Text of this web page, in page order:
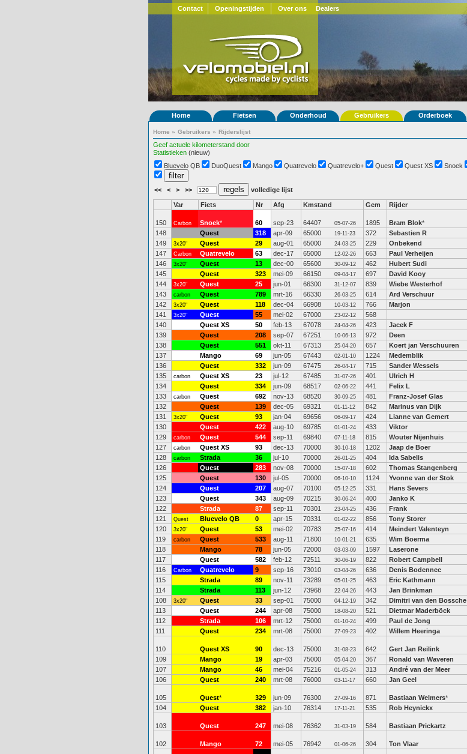
Contact Openingstijden Over ons Dealers
Home Fietsen Onderhoud Gebruikers Orderboek
Home » Gebruikers » Rijderslijst
Geef actuele kilometerstand door
Statistieken (nieuw)
Bluevelo QB DuoQuest Mango Quatrevelo Quatrevelo+ Quest Quest XS Snoek
<< < > >> volledige lijst
Var Fiets Nr Afg Kmstand Gem Rijder
150 Carbon Snoek* 60 sep-23 64407 05-07-26 1895 Bram Blok*
148
Quest 318 apr-09 65000 19-11-23 372 Sebastien R
149
3x20" Quest 29 aug-01 65000 24-03-25 229
Onbekend
147
Carbon Quatrevelo 63 dec-17 65000 12-02-26 663 Paul Verheijen
146
3x20" Quest 13 dec-00 65600 30-09-12 462 Hubert Sudi
145
Quest 323 mei-09 66150 09-04-17 697 David Kooy
144
3x20" Quest 25 jun-01 66300 31-12-07 839 Wiebe Westerhof
143
carbon Quest 789 mrt-16 66330 26-03-25 614 Ard Verschuur
142
3x20" Quest 118 dec-04 66908 10-03-12 766 Marjon
141
3x20" Quest 55 mei-02 67000 23-02-12 568
140
Quest XS 50 feb-13 67078 24-04-26 423 Jacek F
139
Quest 208 sep-07 67251 10-06-13 972 Deen
138
Quest 551 okt-11 67313 25-04-20 657 Koert jan Verschuuren
137
Mango 69 jun-05 67443 02-01-10 1224 Medemblik
136
Quest 332 jun-09 67475 26-04-17 715 Sander Wessels
135
carbon Quest XS 23 jul-12 67485 31-07-26 401 Ulrich H
134
Quest 334 jun-09 68517 02-06-22 441 Felix L
133
carbon Quest 692 nov-13 68520 30-09-25 481 Franz-Josef Glas
132
Quest 139 dec-05 69321 01-11-12 842 Marinus van Dijk
131
3x20" Quest 93 jan-04 69656 06-09-17 424 Lianne van Gemert
130
Quest 422 aug-10 69785 01-01-24 433 Viktor
129
carbon Quest 544 sep-11 69840 07-11-18 815 Wouter Nijenhuis
127
carbon Quest XS 93 dec-13 70000 30-10-18 1202 Jaap de Boer
128
carbon Strada 36 jul-10 70000 26-01-25 404 Ida Sabelis
126
Quest 283 nov-08 70000 15-07-18 602 Thomas Stangenberg
125
Quest 130 jul-05 70000 06-10-10 1124 Yvonne van der Stok
124
Quest 207 aug-07 70100 05-12-25 331 Hans Severs
123
Quest 343 aug-09 70215 30-06-24 400 Janko K
122
Strada 87 sep-11 70301 23-04-25 436 Frank
121
Quest Bluevelo QB 0 apr-15 70331 01-02-22 856 Tony Storer
120
3x20" Quest 53 mei-02 70783 25-07-16 414 Meindert Valenteyn
119
carbon Quest 533 aug-11 71800 10-01-21 635 Wim Boerma
118
Mango 78 jun-05 72000 03-03-09 1597 Laserone
117
Quest 582 feb-12 72511 30-06-19 822 Robert Campbell
116
Carbon Quatrevelo 9 sep-16 73010 03-04-26 636 Denis Bodennec
115
Strada 89 nov-11 73289 05-01-25 463 Eric Kathmann
114
Strada 113 jun-12 73968 22-04-26 443 Jan Brinkman
108
3x20" Quest 33 sep-01 75000 04-12-19 342 Dimitri van den Bossche
113
Quest 244 apr-08 75000 18-08-20 521 Dietmar Maderböck
112
Strada 106 mrt-12 75000 01-10-24 499 Paul de Jong
111
Quest 234 mrt-08 75000 27-09-23 402 Willem Heeringa
110 Quest XS 90 dec-13 75000 31-08-23 642 Gert Jan Reilink
109
Mango 19 apr-03 75000 05-04-20 367 Ronald van Waveren
107
Mango 46 mei-04 75216 01-05-24 313 André van der Meer
106
Quest 240 mrt-08 76000 03-11-17 660 Jan Geel
105 Quest* 329 jun-09 76300 27-09-16 871 Bastiaan Welmers*
104
Quest 382 jan-10 76314 17-11-21 535 Rob Heynickx
103 Quest 247 mei-08 76362 31-03-19 584 Bastiaan Prickartz
102 Mango 72 mei-05 76942 01-06-26 304 Ton Vlaar